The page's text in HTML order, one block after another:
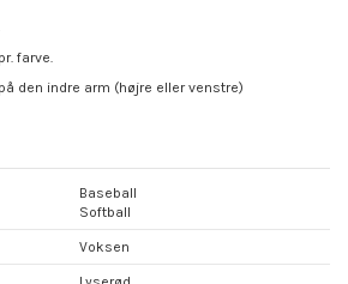
farve.
den indre arm (højre eller venstre)
Baseball
Softball
Voksen